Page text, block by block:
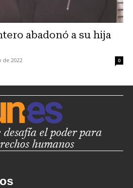
abadonó a su hija
de 2022 0
desafía el poder para
humanos